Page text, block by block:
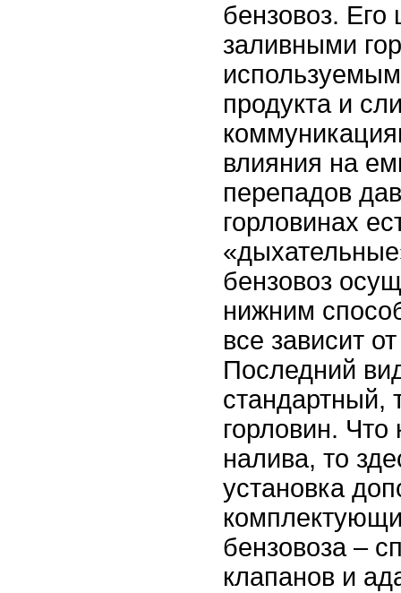
бензовоз.
заливными
продукта и
влияния на
перепадов
горловинах
бензовоз
нижним
все зависит
Последний
стандартный,
горловин. Что
налива, то
установка
бензовоза –
клапанов и